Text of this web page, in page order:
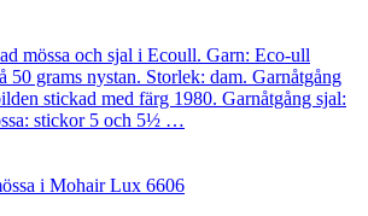
mössa och sjal i Ecoull. Garn: Eco-ull
50 grams nystan. Storlek: dam. Garnåtgång
stickad med färg 1980. Garnåtgång sjal:
stickor 5 och 5½ …